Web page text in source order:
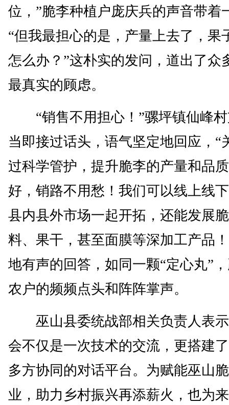
位，”脆李种植户庞庆兵的声音带着
“但我最担心的是，产量上去了，果
怎么办？”这朴实的发问，道出了众
最真实的顾虑。
“销售不用担心！”骡坪镇仙峰村
当即接过话头，语气坚定地回应，“
过科学管护，提升脆李的产量和品
好，销路不用愁！我们可以线上线
县内县外市场一起开拓，还能发展
料、果干，甚至面膜等深加工产品
地有声的回答，如同一颗“定心丸”
农户的频频点头和阵阵掌声。
巫山县委统战部相关负责人表示
会不仅是一次技术的交流，更搭建
多方协同的对话平台。为赋能巫山
业，助力乡村振兴再添薪火，也为